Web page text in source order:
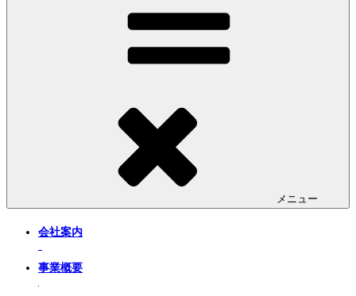
メニュー
会社案内
事業概要